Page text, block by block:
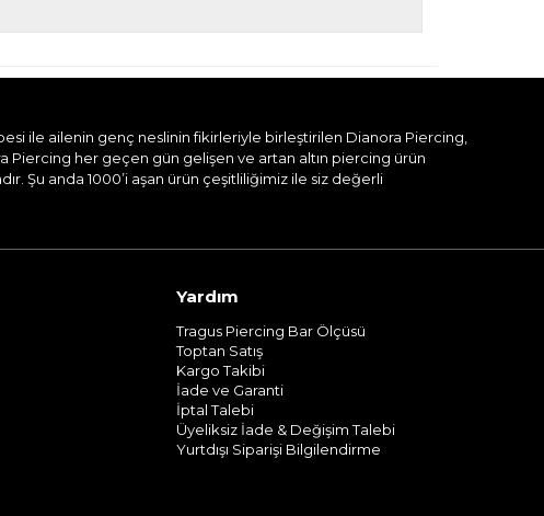
ile ailenin genç neslinin fikirleriyle birleştirilen Dianora Piercing,
Piercing her geçen gün gelişen ve artan altın piercing ürün
Şu anda 1000’i aşan ürün çeşitliliğimiz ile siz değerli
Yardım
Tragus Piercing Bar Ölçüsü
Toptan Satış
Kargo Takibi
İade ve Garanti
İptal Talebi
Üyeliksiz İade & Değişim Talebi
Yurtdışı Siparişi Bilgilendirme